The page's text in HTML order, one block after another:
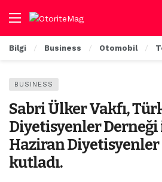
Bilgi Business Otomobil
BUSINESS
Sabri Ülker Vakfı,
Diyetisyenler
Haziran Diyetisyenler
kutladı.